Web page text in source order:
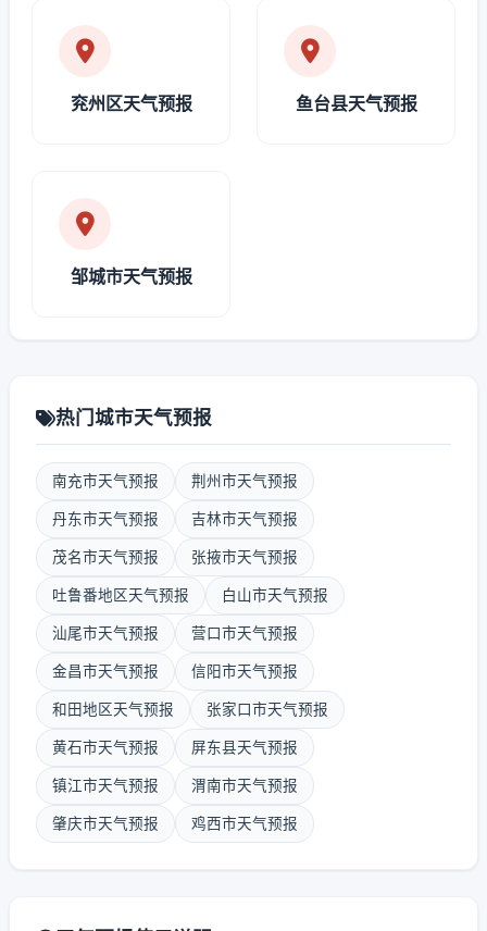
兖州区天气预报 鱼台县天气预报
邹城市天气预报
热门城市天气预报
南充市天气预报 荆州市天气预报
丹东市天气预报 吉林市天气预报
茂名市天气预报 张掖市天气预报
吐鲁番地区天气预报 白山市天气预报
汕尾市天气预报 营口市天气预报
金昌市天气预报 信阳市天气预报
和田地区天气预报 张家口市天气预报
黄石市天气预报 屏东县天气预报
镇江市天气预报 渭南市天气预报
肇庆市天气预报 鸡西市天气预报